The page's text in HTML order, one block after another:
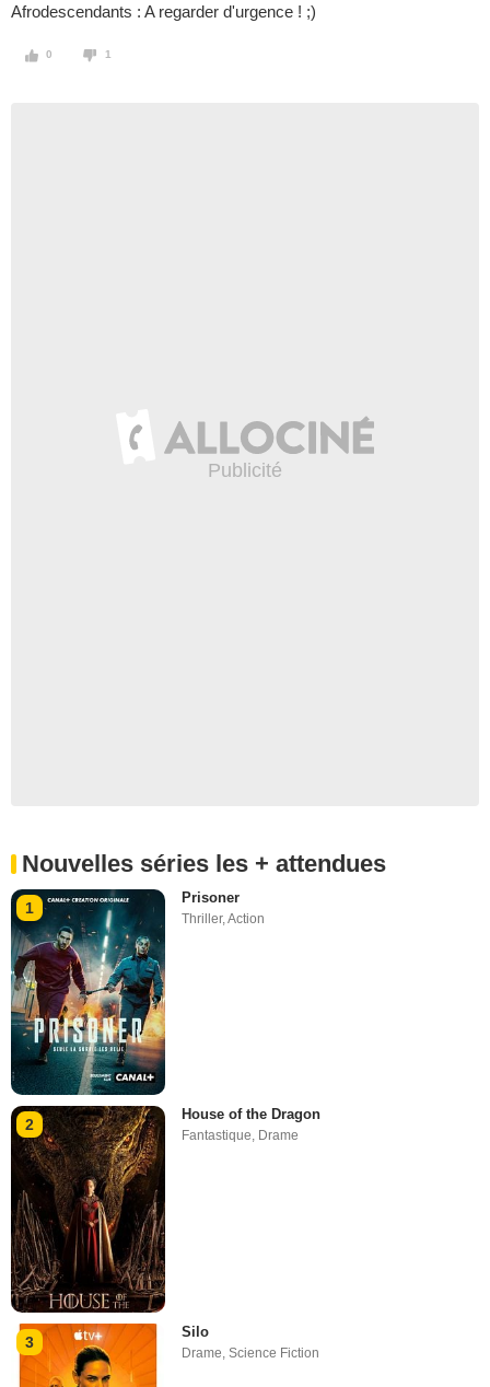
Afrodescendants : A regarder d'urgence ! ;)
0 1
Nouvelles séries les + attendues
1
Prisoner
Thriller,Action
2
House of the Dragon
Fantastique, Drame
3
Silo
Drame ,Science Fiction